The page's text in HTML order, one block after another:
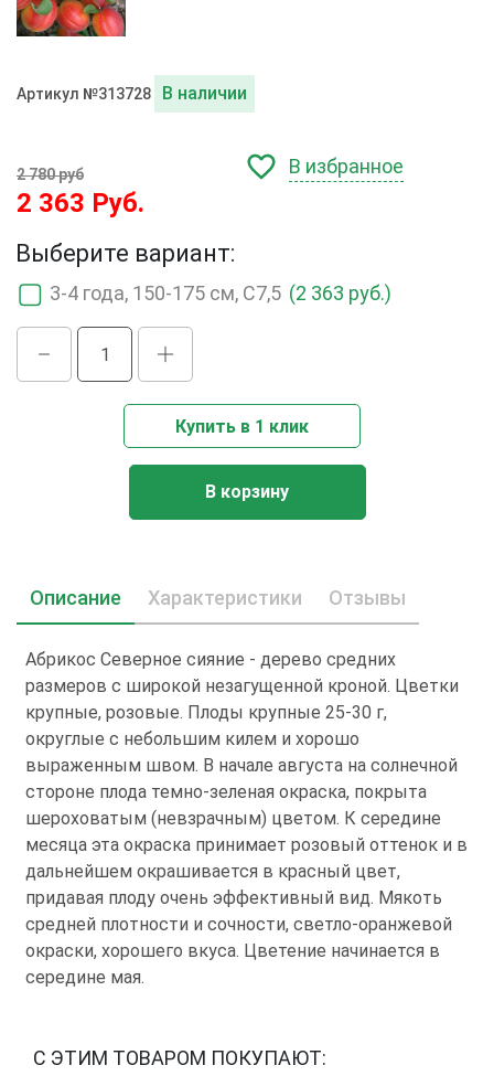
Артикул №313728 В наличии
2 780 руб
2 363 Руб.
В избранное
Выберите вариант:
3-4 года, 150-175 см, С7,5 (2 363 руб.)
Купить в 1 клик
В корзину
Описание Характеристики Отзывы
Абрикос Северное сияние - дерево средних
размеров с широкой незагущенной кроной. Цветки
крупные, розовые. Плоды крупные 25-30 г,
округлые с небольшим килем и хорошо
выраженным швом. В начале августа на солнечной
стороне плода темно-зеленая окраска, покрыта
шероховатым (невзрачным) цветом. К середине
месяца эта окраска принимает розовый оттенок и в
дальнейшем окрашивается в красный цвет,
придавая плоду очень эффективный вид. Мякоть
средней плотности и сочности, светло-оранжевой
окраски, хорошего вкуса. Цветение начинается в
середине мая.
С ЭТИМ ТОВАРОМ ПОКУПАЮТ: